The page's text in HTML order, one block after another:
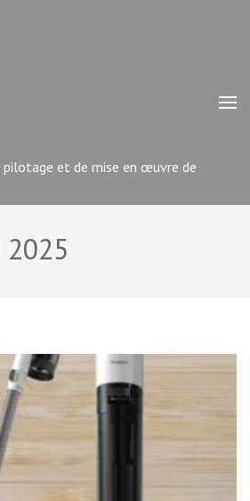
pilotage et de mise en œuvre de